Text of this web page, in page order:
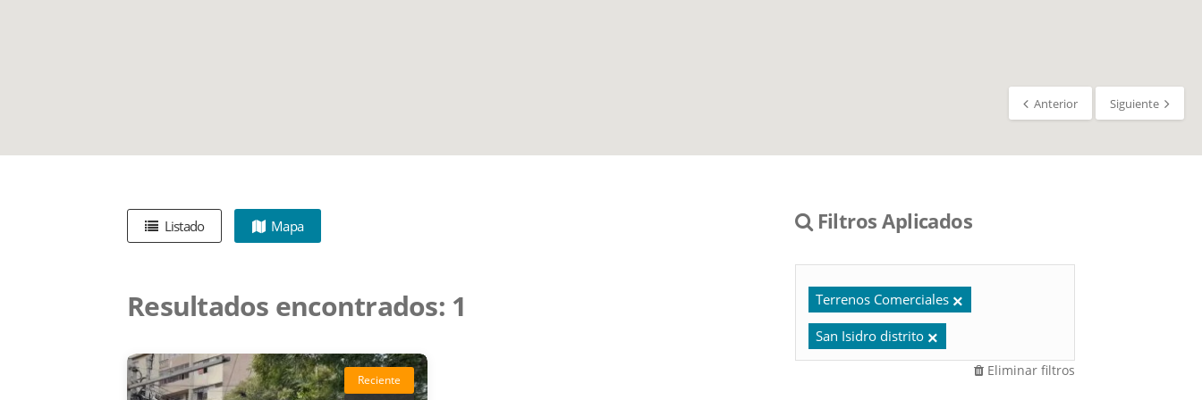
Anterior Siguiente
Listado Mapa
Resultados encontrados: 1
Reciente
Filtros Aplicados
Terrenos Comerciales
San Isidro distrito
Eliminar filtros